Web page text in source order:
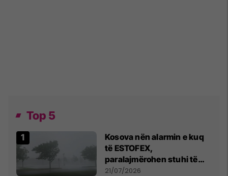
Top 5
Kosova nën alarmin e kuq
të ESTOFEX,
paralajmërohen stuhi të
fuqishme me breshër dhe
21/07/2026